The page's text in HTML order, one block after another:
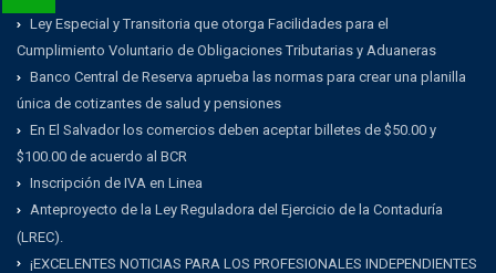
Ley Especial y Transitoria que otorga Facilidades para el
Cumplimiento Voluntario de Obligaciones Tributarias y Aduaneras
Banco Central de Reserva aprueba las normas para crear una planilla
única de cotizantes de salud y pensiones
En El Salvador los comercios deben aceptar billetes de $50.00 y
$100.00 de acuerdo al BCR
Inscripción de IVA en Linea
Anteproyecto de la Ley Reguladora del Ejercicio de la Contaduría
(LREC).
¡EXCELENTES NOTICIAS PARA LOS PROFESIONALES INDEPENDIENTES